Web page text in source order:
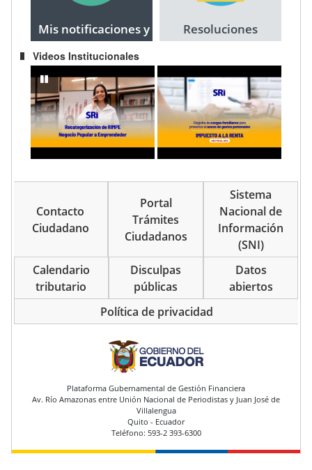
Mis notificaciones y
citaciones
Resoluciones
Videos Institucionales
pausar
Contacto
Ciudadano
Portal
Trámites
Ciudadanos
Sistema
Nacional de
Información
(SNI)
Calendario
tributario
Disculpas
públicas
Datos
abiertos
Política de privacidad
pie de página
Plataforma Gubernamental de Gestión Financiera
Av. Río Amazonas entre Unión Nacional de Periodistas y Juan José de
Villalengua
Quito - Ecuador
Teléfono: 593-2 393-6300